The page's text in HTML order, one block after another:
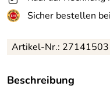
Sicher bestellen
Artikel-Nr.: 27141503
Beschreibung